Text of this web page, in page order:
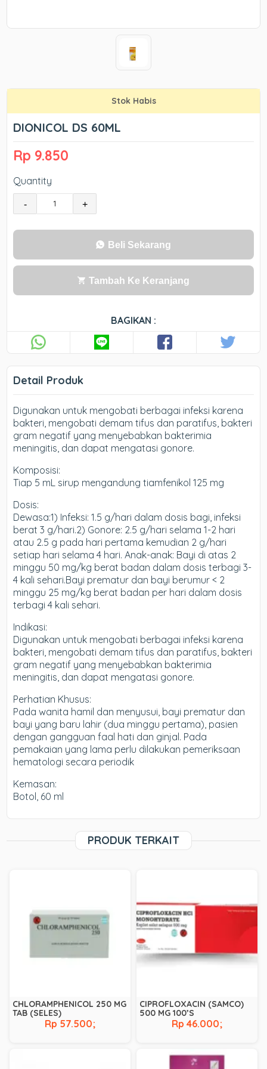
Stok Habis
DIONICOL DS 60ML
Rp 9.850
Quantity
- +
Beli Sekarang
Tambah Ke Keranjang
BAGIKAN :
Detail Produk
Digunakan untuk mengobati berbagai infeksi karena
bakteri, mengobati demam tifus dan paratifus, bakteri
gram negatif yang menyebabkan bakterimia
meningitis, dan dapat mengatasi gonore.
Komposisi:
Tiap 5 mL sirup mengandung tiamfenikol 125 mg
Dosis:
Dewasa:1) Infeksi: 1.5 g/hari dalam dosis bagi, infeksi
berat 3 g/hari.2) Gonore: 2.5 g/hari selama 1-2 hari
atau 2.5 g pada hari pertama kemudian 2 g/hari
setiap hari selama 4 hari. Anak-anak: Bayi di atas 2
minggu 50 mg/kg berat badan dalam dosis terbagi 3-
4 kali sehari.Bayi prematur dan bayi berumur < 2
minggu 25 mg/kg berat badan per hari dalam dosis
terbagi 4 kali sehari.
Indikasi:
Digunakan untuk mengobati berbagai infeksi karena
bakteri, mengobati demam tifus dan paratifus, bakteri
gram negatif yang menyebabkan bakterimia
meningitis, dan dapat mengatasi gonore.
Perhatian Khusus:
Pada wanita hamil dan menyusui, bayi prematur dan
bayi yang baru lahir (dua minggu pertama), pasien
dengan gangguan faal hati dan ginjal. Pada
pemakaian yang lama perlu dilakukan pemeriksaan
hematologi secara periodik
Kemasan:
Botol, 60 ml
PRODUK TERKAIT
CHLORAMPHENICOL 250 MG
TAB (SELES)
Rp 57.500;
CIPROFLOXACIN (SAMCO)
500 MG 100’S
Rp 46.000;